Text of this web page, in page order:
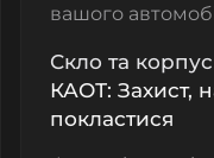
вашого
Скло та
КАОТ: Захист,
покластися